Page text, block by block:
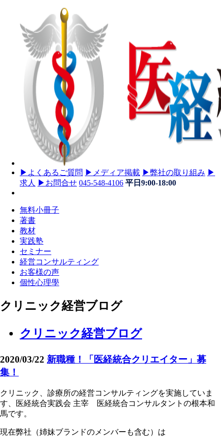
▶ よくあるご質問 ▶ メディア掲載 ▶弊社の取り組み ▶
求人
▶ お問合せ 045-548-4106 平日9:00-18:00
無料小冊子
著書
教材
実践塾
セミナー
経営コンサルティング
お客様の声
個性心理學
クリニック経営ブログ
クリニック経営ブログ
2020/03/22 新職種！「医経統合クリエイター」募
集！
クリニック、診療所の経営コンサルティングを実施していま
す、医経統合実践会 主宰 医経統合コンサルタントの根本和
馬です。
現在弊社（姉妹ブランドのメンバーも含む）は